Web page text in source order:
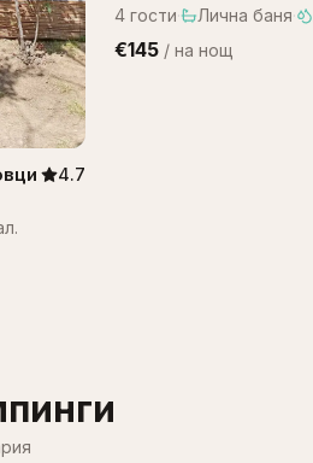
4.7
4 гости· Лична баня·
€145 / на нощ